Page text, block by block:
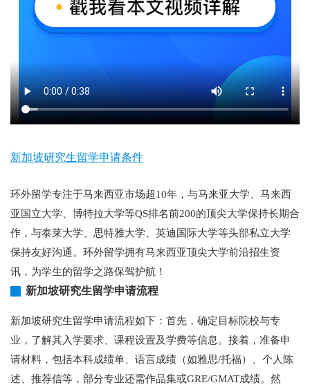
新加坡研究生留学申请条件
环外留学专注于马来西亚市场超10年，与马来亚大学、马来西
亚国立大学、博特拉大学等QS排名前200的顶尖大学保持长期合
作，与泰莱大学、思特雅大学、英迪国际大学等头部私立大学
保持友好沟通。环外留学拥有马来西亚顶尖大学前沿招生资
讯，为学生的留学之路保驾护航！
新加坡研究生留学申请流程
新加坡研究生留学申请流程如下：首先，确定目标院校与专
业，了解其入学要求、课程设置及学费等信息。接着，准备申
请材料，包括本科成绩单、语言成绩（如雅思/托福）、个人陈
述、推荐信等，部分专业还需作品集或GRE/GMAT成绩。然